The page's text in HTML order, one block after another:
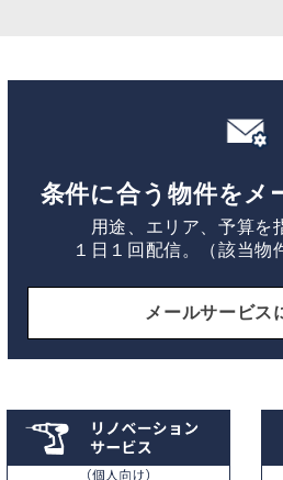
条件に合う物件をメ
用途、エリア、予算を
１日１回配信。（該当物
メールサービス